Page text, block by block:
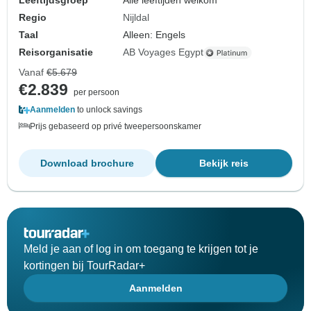
Regio
Nijldal
Taal
Alleen: Engels
Reisorganisatie
AB Voyages Egypt
Vanaf €5.679
€2.839
per persoon
Aanmelden to unlock savings
Prijs gebaseerd op privé tweepersoonskamer
Bekijk reis
Download brochure
Meld je aan of log in om toegang te krijgen tot je
kortingen bij TourRadar+
Aanmelden